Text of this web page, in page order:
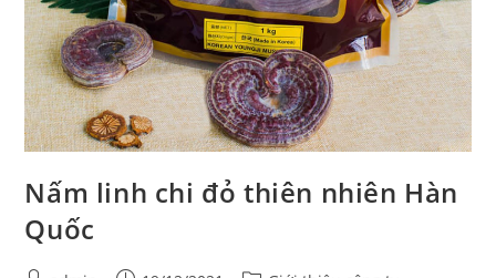
Nấm linh chi đỏ thiên nhiên Hàn
Quốc